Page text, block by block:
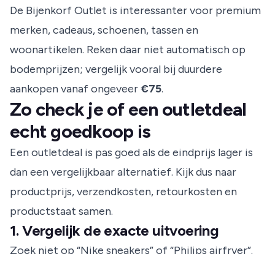
De Bijenkorf Outlet is interessanter voor premium
merken, cadeaus, schoenen, tassen en
woonartikelen. Reken daar niet automatisch op
bodemprijzen; vergelijk vooral bij duurdere
aankopen vanaf ongeveer€75.
Zo check je of een outletdeal
echt goedkoop is
Een outletdeal is pas goed als de eindprijs lager is
dan een vergelijkbaar alternatief. Kijk dus naar
productprijs, verzendkosten, retourkosten en
productstaat samen.
1. Vergelijk de exacte uitvoering
Zoek niet op “Nike sneakers” of “Philips airfryer”.